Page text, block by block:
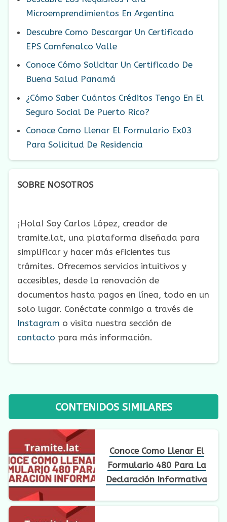
Microemprendimientos En Argentina
Descubre Como Descargar Un Certificado
EPS Comfenalco Valle
Conoce Cómo Solicitar Un Certificado De
Buena Salud Panamá
¿Cómo Saber Cuántos Créditos Tengo En El
Seguro Social De Puerto Rico?
Conoce Como Llenar El Formulario Ex03
Para Solicitud De Residencia
SOBRE NOSOTROS
¡Hola! Soy Carlos López, creador de
tramite.lat, una plataforma diseñada para
simplificar y hacer más eficientes tus
trámites. Ofrecemos servicios intuitivos y
accesibles, desde la renovación de
documentos hasta pagos en línea, todo en un
solo lugar. Conéctate conmigo a través de
Instagram o visita nuestra sección de
contacto para más información.
CONTENIDOS SIMILARES
Conoce Como Llenar El
Formulario 480 Para La
Declaración Informativa